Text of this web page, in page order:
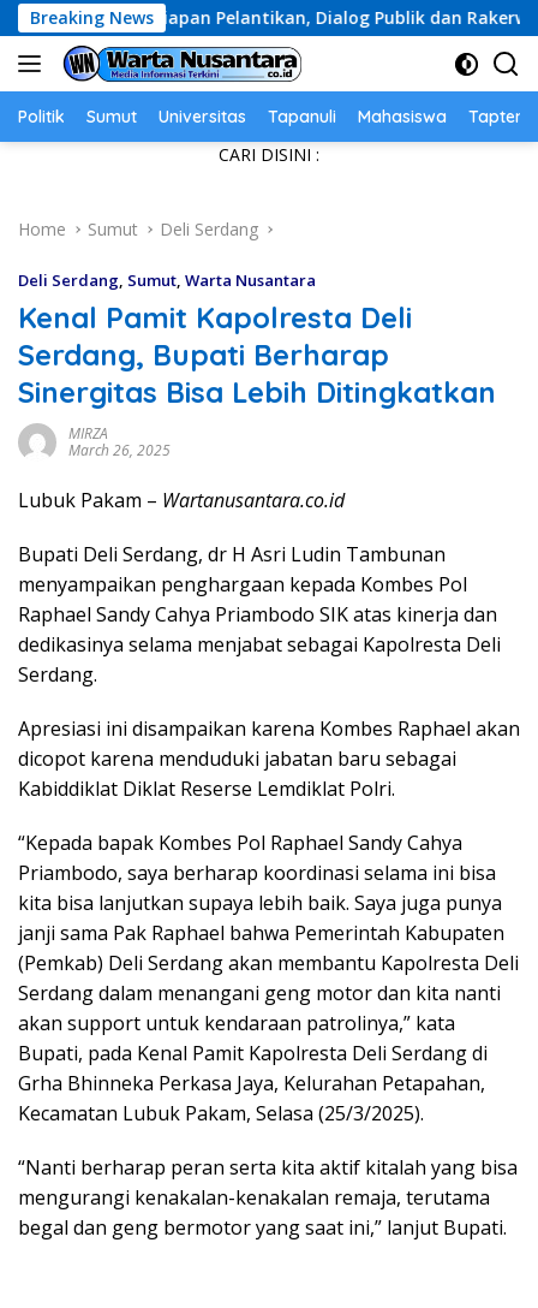
Skip
to
content
Breaking News
Pelantikan, Dialog Publik dan Rakerwil
Politik Sumut Universitas Tapanuli Mahasiswa Tapteng
CARI DISINI :
Home Sumut Deli Serdang
Deli Serdang, Sumut, Warta Nusantara
Kenal Pamit Kapolresta Deli
Serdang, Bupati Berharap
Sinergitas Bisa Lebih Ditingkatkan
MIRZA
March 26, 2025
Lubuk Pakam – Wartanusantara.co.id
Bupati Deli Serdang, dr H Asri Ludin Tambunan
menyampaikan penghargaan kepada Kombes Pol
Raphael Sandy Cahya Priambodo SIK atas kinerja dan
dedikasinya selama menjabat sebagai Kapolresta Deli
Serdang.
Apresiasi ini disampaikan karena Kombes Raphael akan
dicopot karena menduduki jabatan baru sebagai
Kabiddiklat Diklat Reserse Lemdiklat Polri.
“Kepada bapak Kombes Pol Raphael Sandy Cahya
Priambodo, saya berharap koordinasi selama ini bisa
kita bisa lanjutkan supaya lebih baik. Saya juga punya
janji sama Pak Raphael bahwa Pemerintah Kabupaten
(Pemkab) Deli Serdang akan membantu Kapolresta Deli
Serdang dalam menangani geng motor dan kita nanti
akan support untuk kendaraan patrolinya,” kata
Bupati, pada Kenal Pamit Kapolresta Deli Serdang di
Grha Bhinneka Perkasa Jaya, Kelurahan Petapahan,
Kecamatan Lubuk Pakam, Selasa (25/3/2025).
“Nanti berharap peran serta kita aktif kitalah yang bisa
mengurangi kenakalan-kenakalan remaja, terutama
begal dan geng bermotor yang saat ini,” lanjut Bupati.